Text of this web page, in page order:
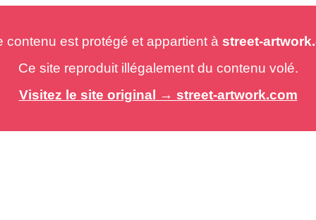
est protégé et appartient à street-
Ce site reproduit illégalement du contenu volé.
Visitez le site original → street-artwork.com